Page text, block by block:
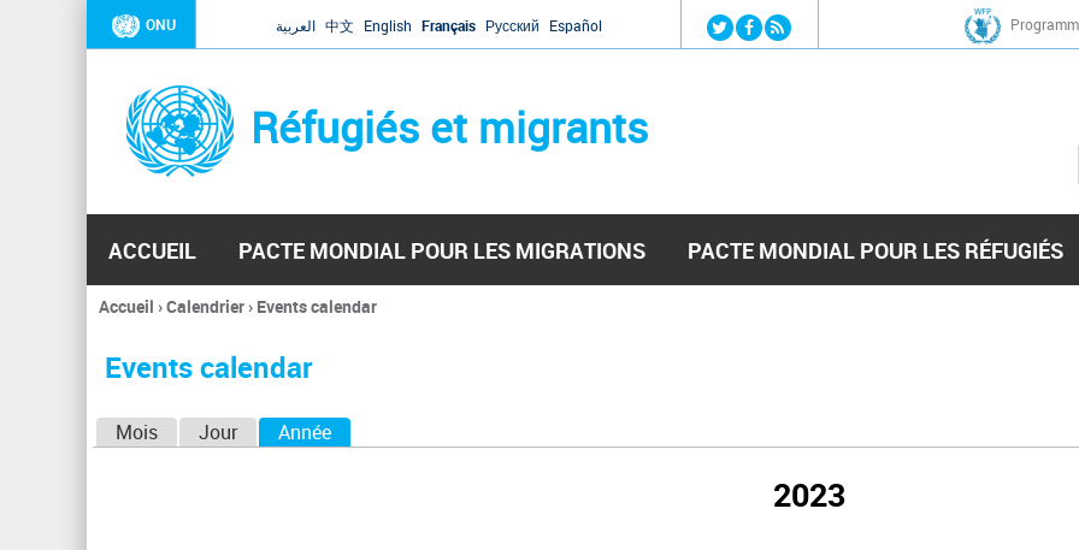
Jump to navigation
ONU العربية 中文 English Français Русский Español
Réfugiés et migrants
ACCUEIL PACTE MONDIAL POUR LES MIGRATIONS PACTE MONDIAL POUR LES RÉFUGIÉS
Vous
ici
Accueil ›Calendrier› Events calendar
Events calendar
Mois Jour Année
2023